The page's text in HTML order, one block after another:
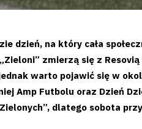
dzień, na który cała
zmierzą się z
warto pojawić się w
Amp Futbolu oraz Dzień
dlatego sobota